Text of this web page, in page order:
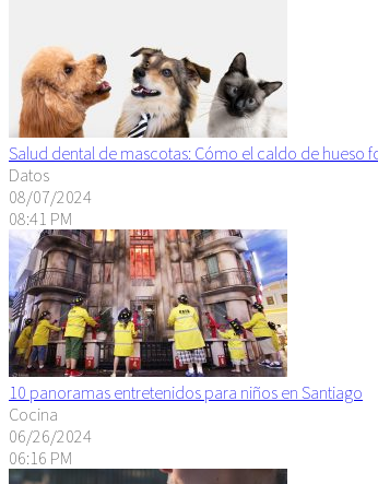
Salud dental de mascotas: Cómo el caldo de hueso
Datos
08/07/2024
08:41 PM
10 panoramas entretenidos para niños en Santiago
Cocina
06/26/2024
06:16 PM